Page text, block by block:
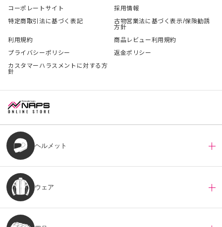
コーポレートサイト
採用情報
特定商取引法に基づく表記
古物営業法に基づく表示/保険勧誘
方針
利用規約
商品レビュー利用規約
プライバシーポリシー
返金ポリシー
カスタマーハラスメントに対する方
針
ヘルメット
ウェア